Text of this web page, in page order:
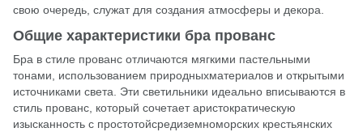
свою очередь, служат для создания атмосферы и декора.
Общие характеристики бра прованс
Бра в стиле прованс отличаются мягкими пастельными
тонами, использованием природныхматериалов и открытыми
источниками света. Эти светильники идеально вписываются в
стиль прованс, который сочетает аристократическую
изысканность с простотойсредиземноморских крестьянских